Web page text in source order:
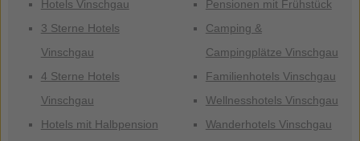
Hotels Vinschgau
3 Sterne Hotels
Vinschgau
4 Sterne Hotels
Vinschgau
Hotels mit Halbpension
Pensionen mit Frühstück
Camping &
Campingplätze Vinschgau
Familienhotels Vinschgau
Wellnesshotels Vinschgau
Wanderhotels Vinschgau